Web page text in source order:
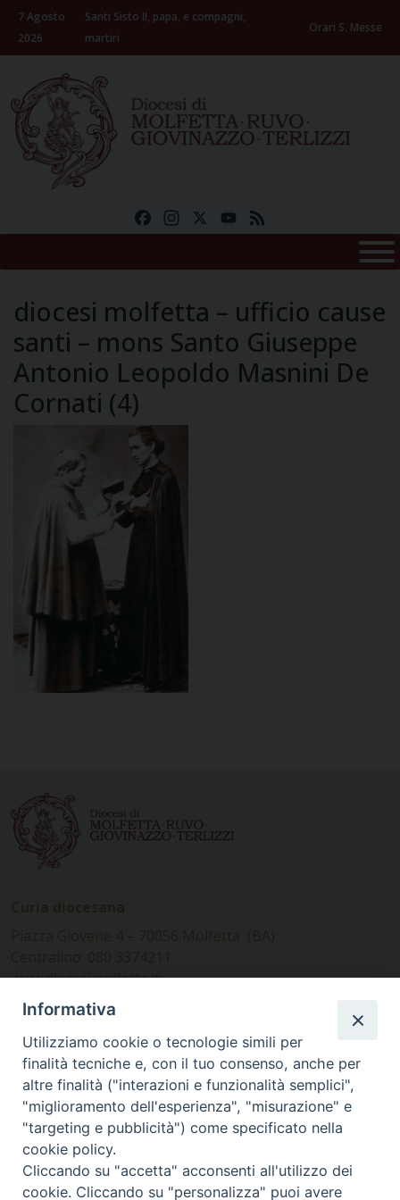
Skip
content
7 Agosto
2026
Santi Sisto II, papa, e compagni,
martiri
Orari S. Messe
FacebookInstagramYouTube
diocesi molfetta – ufficio cause
santi – mons Santo Giuseppe
Antonio Leopoldo Masnini De
Cornati (4)
www.diocesimolfetta.it –
diocesimolfetta@pec.chiesacattolica.it
Ufficio Comunicazioni sociali
Piazza Giovene 4 – 70056 Molfetta (BA)
comunicazionisociali@diocesimolfetta.it
SEGUICI SU
Informativa
Utilizziamo cookie o tecnologie simili per
finalità tecniche e, con il tuo consenso, anche per
altre finalità ("interazioni e funzionalità semplici",
"miglioramento dell'esperienza", "misurazione" e
"targeting e pubblicità") come specificato nella
cookie policy.
Cliccando su "accetta" acconsenti all'utilizzo dei
cookie. Cliccando su "personalizza" puoi avere